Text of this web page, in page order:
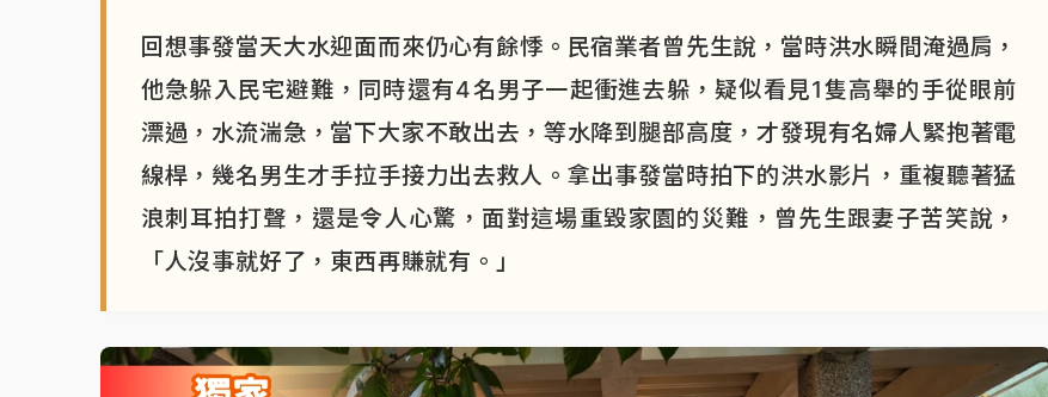
回想事發當天大水迎面而來仍心有餘悸。民宿業者曾先生說，當時洪水瞬間淹過肩，
他急躲入民宅避難，同時還有4名男子一起衝進去躲，疑似看見1隻高舉的手從眼前
漂過，水流湍急，當下大家不敢出去，等水降到腿部高度，才發現有名婦人緊抱著電
線桿，幾名男生才手拉手接力出去救人。拿出事發當時拍下的洪水影片，重複聽著猛
浪刺耳拍打聲，還是令人心驚，面對這場重毀家園的災難，曾先生跟妻子苦笑說，
「人沒事就好了，東西再賺就有。」